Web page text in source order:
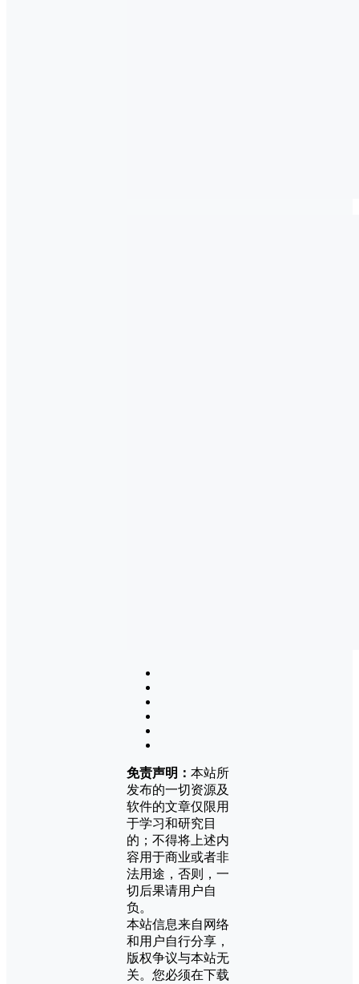
免责声明： 本站所
发布的一切资源及
软件的文章仅限用
于学习和研究目
的；不得将上述内
容用于商业或者非
法用途，否则，一
切后果请用户自
负。
本站信息来自网络
和用户自行分享，
版权争议与本站无
关。您必须在下载